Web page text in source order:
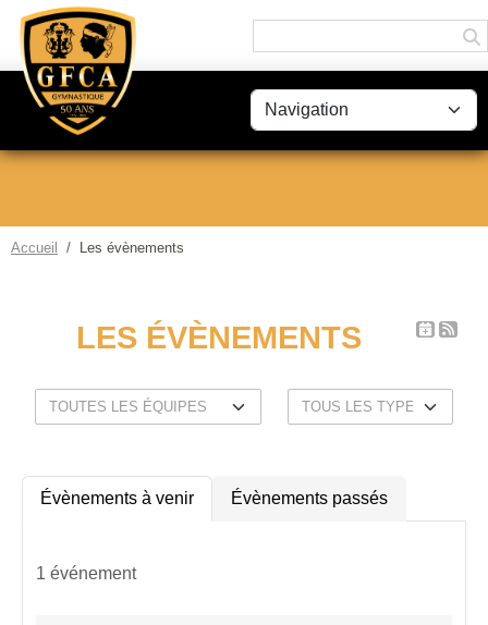
Accueil Les évènements
LES ÉVÈNEMENTS
Évènements à venir Évènements passés
1 événement
Panneau de gestion des cookies